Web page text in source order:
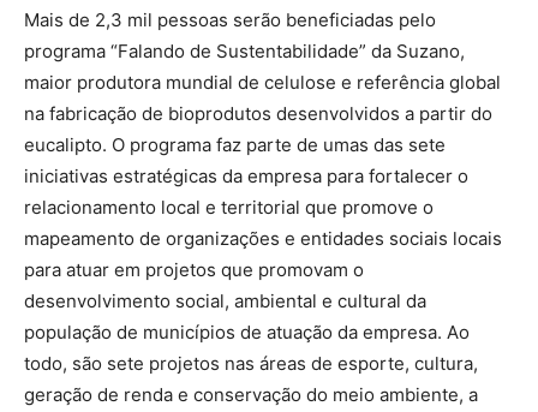
Mais de 2,3 mil pessoas serão beneficiadas pelo
programa “Falando de Sustentabilidade” da Suzano,
maior produtora mundial de celulose e referência global
na fabricação de bioprodutos desenvolvidos a partir do
eucalipto. O programa faz parte de umas das sete
iniciativas estratégicas da empresa para fortalecer o
relacionamento local e territorial que promove o
mapeamento de organizações e entidades sociais locais
para atuar em projetos que promovam o
desenvolvimento social, ambiental e cultural da
população de municípios de atuação da empresa. Ao
todo, são sete projetos nas áreas de esporte, cultura,
geração de renda e conservação do meio ambiente, a